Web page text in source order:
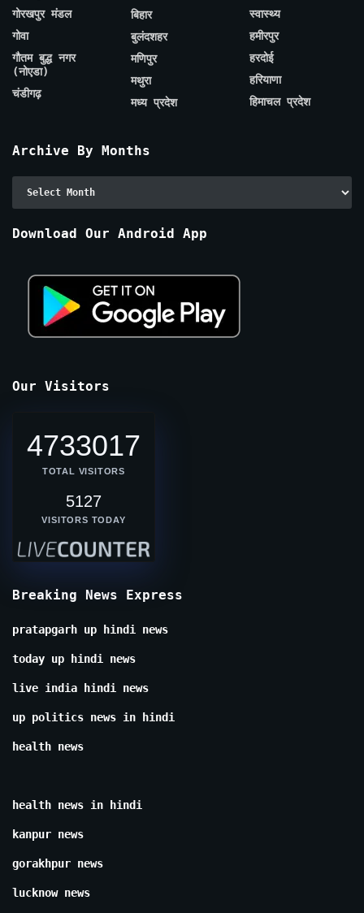
गोरखपुर मंडल
गोवा
गौतम बुद्ध नगर
(नोएडा)
चंडीगढ़
बिहार
बुलंदशहर
मणिपुर
मथुरा
मध्य प्रदेश
स्वास्थ्य
हमीरपुर
हरदोई
हरियाणा
हिमाचल प्रदेश
Archive By Months
Download Our Android App
Our Visitors
4733017
TOTAL VISITORS
5127
VISITORS TODAY
Breaking News Express
pratapgarh up hindi news
today up hindi news
live india hindi news
up politics news in hindi
health news
health news in hindi
kanpur news
gorakhpur news
lucknow news